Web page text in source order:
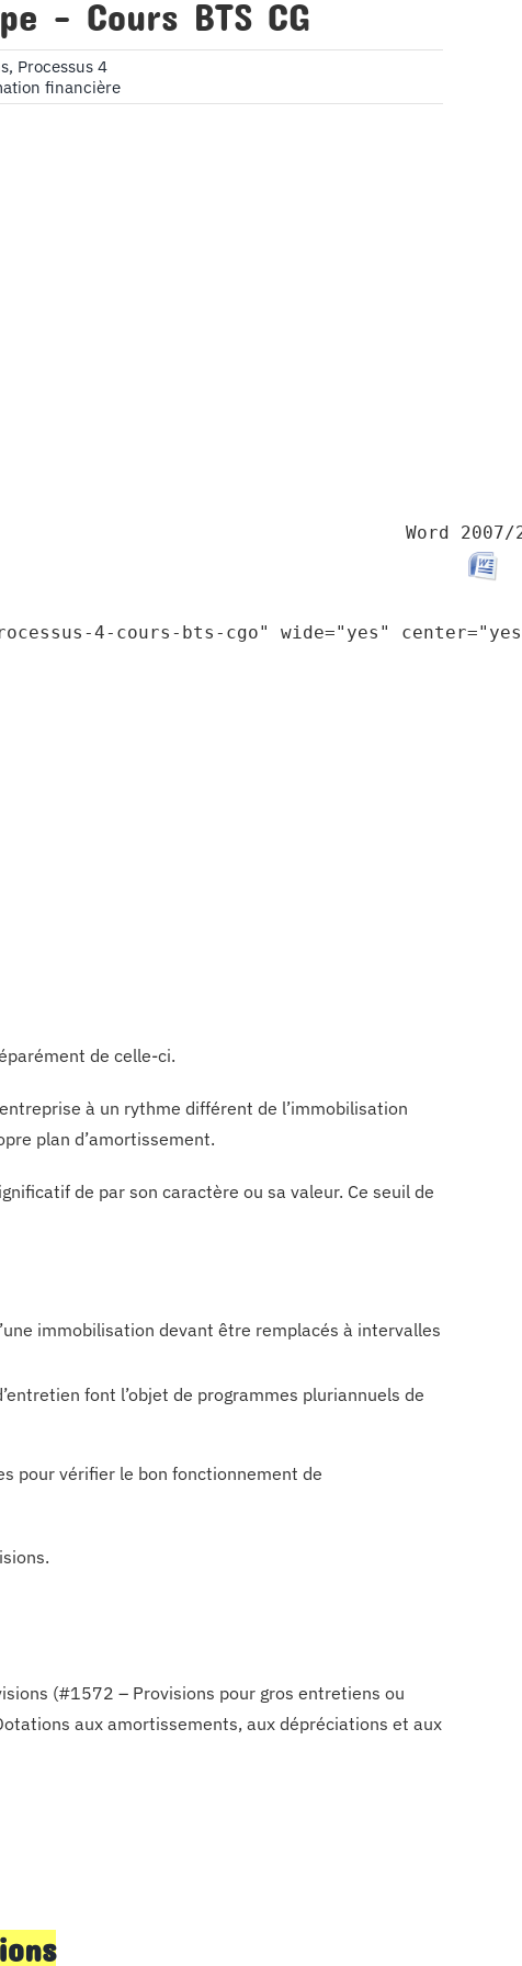
– Cours BTS CG
, Processus 4
financière
Word 2007/
4-cours-bts-cgo" wide="yes"
de celle-ci.
à un rythme différent de l’immobilisation
plan d’amortissement.
de par son caractère ou sa valeur. Ce seuil de
immobilisation devant être remplacés à intervalles
font l’objet de programmes pluriannuels de
pour vérifier le bon fonctionnement de
(#1572 – Provisions pour gros entretiens ou
aux amortissements, aux dépréciations et aux